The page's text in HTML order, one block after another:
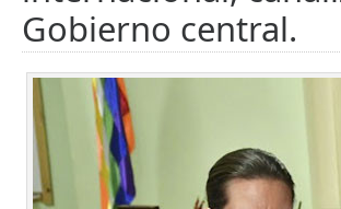
Gobierno central.